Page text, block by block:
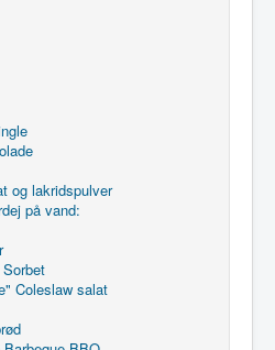
og lakridspulver
på vand:
Coleslaw salat